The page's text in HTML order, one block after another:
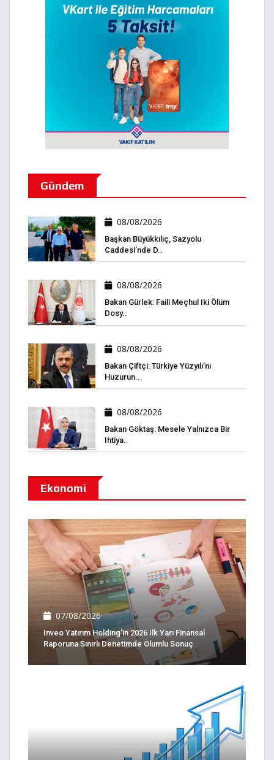
Gündem
08/08/2026
Başkan Büyükkılıç, Sazyolu
Caddesi’nde D..
08/08/2026
Bakan Gürlek: Faili Meçhul Iki Ölüm
Dosy..
08/08/2026
Bakan Çiftçi: Türkiye Yüzyılı’nı
Huzurun..
08/08/2026
Bakan Göktaş: Mesele Yalnızca Bir
Ihtiya..
Ekonomi
07/08/2026
Inveo Yatırım Holding'in 2026 Ilk Yarı Finansal
Raporuna Sınırlı Denetimde Olumlu Sonuç